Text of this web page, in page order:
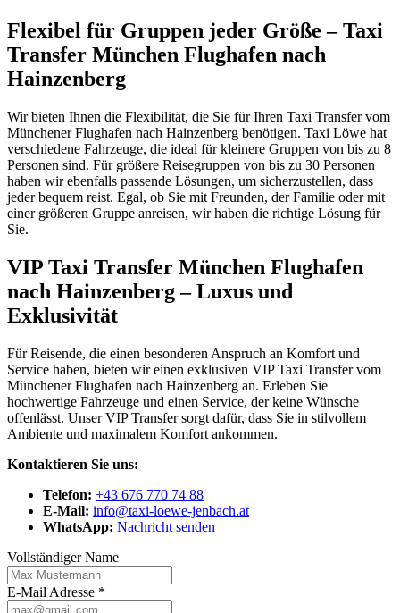
Flexibel für Gruppen jeder Größe – Taxi
Transfer München Flughafen nach
Hainzenberg
Wir bieten Ihnen die Flexibilität, die Sie für Ihren Taxi Transfer vom
Münchener Flughafen nach Hainzenberg benötigen. Taxi Löwe hat
verschiedene Fahrzeuge, die ideal für kleinere Gruppen von bis zu 8
Personen sind. Für größere Reisegruppen von bis zu 30 Personen
haben wir ebenfalls passende Lösungen, um sicherzustellen, dass
jeder bequem reist. Egal, ob Sie mit Freunden, der Familie oder mit
einer größeren Gruppe anreisen, wir haben die richtige Lösung für
Sie.
VIP Taxi Transfer München Flughafen
nach Hainzenberg – Luxus und
Exklusivität
Für Reisende, die einen besonderen Anspruch an Komfort und
Service haben, bieten wir einen exklusiven VIP Taxi Transfer vom
Münchener Flughafen nach Hainzenberg an. Erleben Sie
hochwertige Fahrzeuge und einen Service, der keine Wünsche
offenlässt. Unser VIP Transfer sorgt dafür, dass Sie in stilvollem
Ambiente und maximalem Komfort ankommen.
Kontaktieren Sie uns:
Telefon: +43 676 770 74 88
E-Mail: info@taxi-loewe-jenbach.at
WhatsApp: Nachricht senden
Vollständiger Name
E-Mail Adresse *